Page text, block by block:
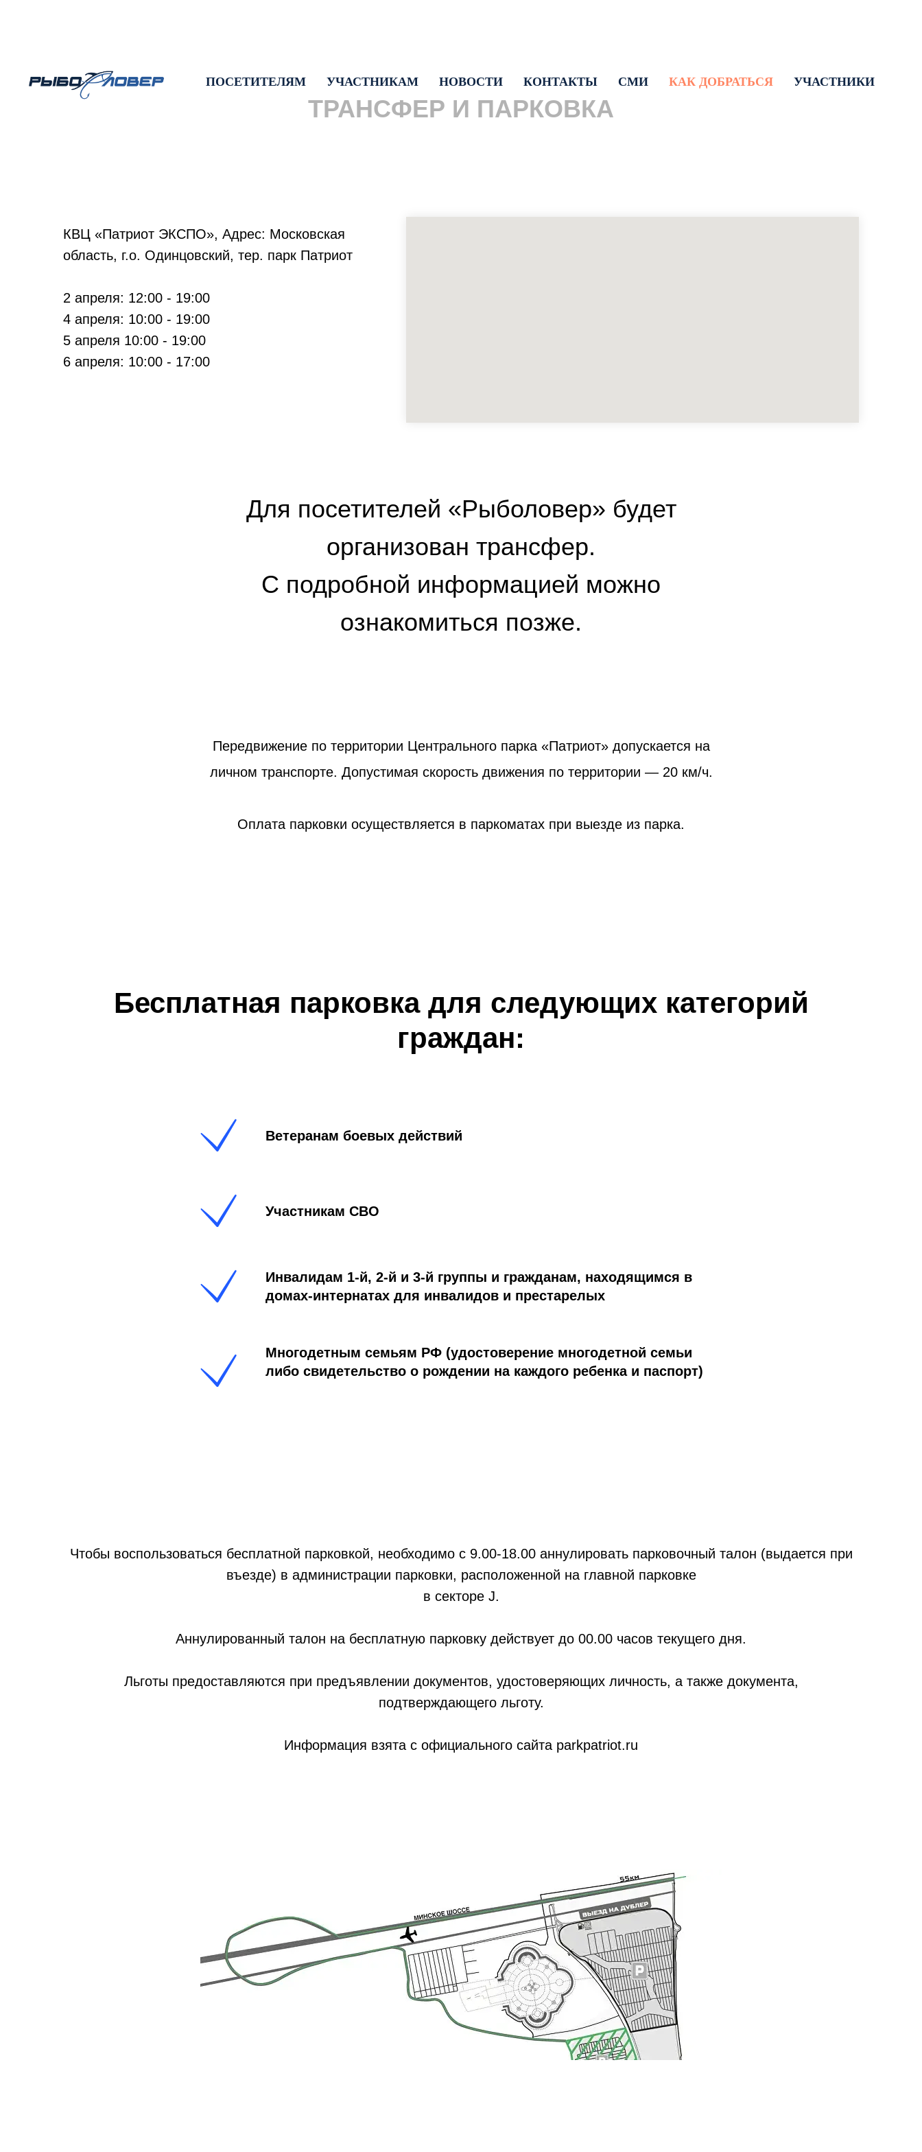
ПОСЕТИТЕЛЯМ УЧАСТНИКАМ НОВОСТИ КОНТАКТЫ СМИ КАК ДОБРАТЬСЯ УЧАСТНИКИ
ТРАНСФЕР И ПАРКОВКА
КВЦ «Патриот ЭКСПО», Адрес: Московская
область, г.о. Одинцовский, тер. парк Патриот
2 апреля: 12:00 - 19:00
4 апреля: 10:00 - 19:00
5 апреля 10:00 - 19:00
6 апреля: 10:00 - 17:00
Для посетителей «Рыболовер» будет
организован трансфер.
С подробной информацией можно
ознакомиться позже.
Передвижение по территории Центрального парка «Патриот» допускается на
личном транспорте. Допустимая скорость движения по территории — 20 км/ч.
Оплата парковки осуществляется в паркоматах при выезде из парка.
Бесплатная парковка для следующих категорий
граждан:
Ветеранам боевых действий
Участникам СВО
Инвалидам 1-й, 2-й и 3-й группы и гражданам, находящимся в
домах-интернатах для инвалидов и престарелых
Многодетным семьям РФ (удостоверение многодетной семьи
либо свидетельство о рождении на каждого ребенка и паспорт)
Чтобы воспользоваться бесплатной парковкой, необходимо с 9.00-18.00 аннулировать парковочный талон (выдается при
въезде) в администрации парковки, расположенной на главной парковке
в секторе J.
Аннулированный талон на бесплатную парковку действует до 00.00 часов текущего дня.
Льготы предоставляются при предъявлении документов, удостоверяющих личность, а также документа,
подтверждающего льготу.
Информация взята с официального сайта parkpatriot.ru